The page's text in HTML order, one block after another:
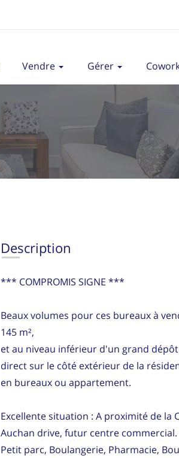
Vendre Gérer
Description
*** COMPROMIS SIGNE ***
Beaux volumes pour ces bureaux à
145 m²,
et au niveau inférieur d'un grand dépôt
direct sur le côté extérieur de la
en bureaux ou appartement.
Excellente situation : A proximité de la
Auchan drive, futur centre commercial.
Petit parc, Boulangerie, Pharmacie,